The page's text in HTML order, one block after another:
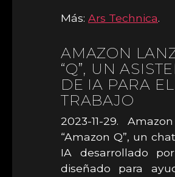
Más: Ars Technica.
AMAZON
“Q”, UN
DE IA PARA EL
TRABAJO
2023-11-29.
“Amazon Q”, un
IA desarrollado
diseñado para